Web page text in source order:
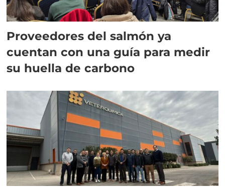
Proveedores del salmón ya
cuentan con una guía para medir
su huella de carbono